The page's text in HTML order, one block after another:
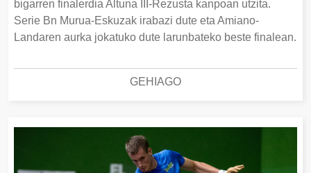
bigarren finalerdia Altuna III-Rezusta kanpoan utzita.
Serie Bn Murua-Eskuzak irabazi dute eta Amiano-
Landaren aurka jokatuko dute larunbateko beste finalean.
GEHIAGO